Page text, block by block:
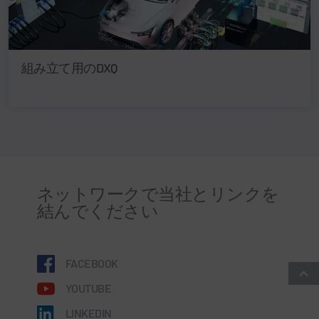
組み立て用のDXQ
ネットワークで当社とリンクを
結んでください
FACEBOOK
YOUTUBE
LINKEDIN